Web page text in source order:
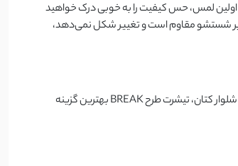
اولین لمس، حس کیفیت را به خوبی درک خواهید
شستشو مقاوم است و تغییر شکل نمی‌دهد،
این تیشرت یک آچار فرانسه در کمد لباس است! برای یک پیاده‌روی عصرانه، دورهمی‌های صمیمی، یا حتی ساختن یک استایل خیابانی (Street Style) با یک شلوار جین زاپ‌دار یا شلوار کتان، تیشرت طرح BREAK بهترین گزینه